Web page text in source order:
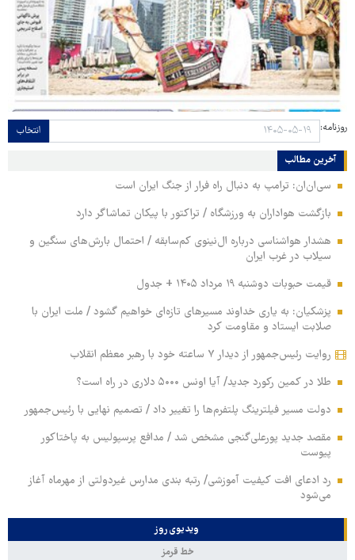
روزنامه: انتخاب
آخرین مطالب
سی‌ان‌ان: ترامپ به دنبال راه فرار از جنگ ایران است
بازگشت هواداران به ورزشگاه / تراکتور با پیکان تماشاگر دارد
هشدار هواشناسی درباره ال‌نینوی کم‌سابقه / احتمال بارش‌های سنگین و
سیلاب در غرب ایران
قیمت حبوبات دوشنبه ۱۹ مرداد ۱۴۰۵ + جدول
پزشکیان: به یاری خداوند مسیرهای تازه‌ای خواهیم گشود / ملت ایران با
صلابت ایستاد و مقاومت کرد
روایت رئیس‌جمهور از دیدار ۷ ساعته خود با رهبر معظم انقلاب
طلا در کمین رکورد جدید/ آیا اونس ۵۰۰۰ دلاری در راه است؟
دولت مسیر فیلترینگ پلتفرم‌ها را تغییر داد / تصمیم نهایی با رئیس‌جمهور
مقصد جدید پورعلی‌گنجی مشخص شد / مدافع پرسپولیس به پاختاکور
پیوست
رد ادعای افت کیفیت آموزشی/ رتبه بندی مدارس غیردولتی از مهرماه آغاز
می‌شود
ویدیوی روز
خط قرمز